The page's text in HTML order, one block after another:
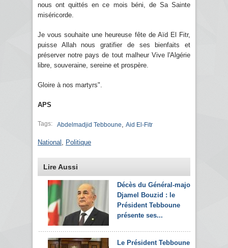
nous ont quittés en ce mois béni, de Sa Sainte
miséricorde.
Je vous souhaite une heureuse fête de Aïd El Fitr,
puisse Allah nous gratifier de ses bienfaits et
préserver notre pays de tout malheur Vive l'Algérie
libre, souveraine, sereine et prospère.
Gloire à nos martyrs".
APS
Tags: Abdelmadjid Tebboune Aid El-Fitr
National Politique
Lire Aussi
Décès du Général-major
Djamel Bouzid : le
Président Tebboune
présente ses...
Le Président Tebboune